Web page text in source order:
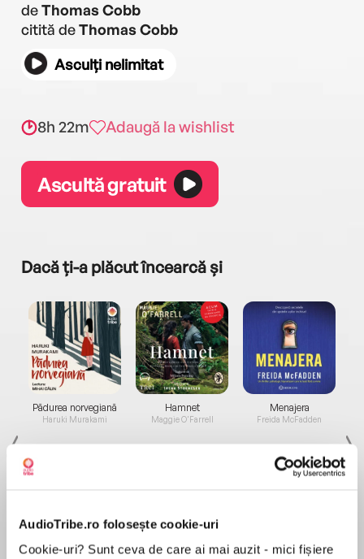
AudioTribe.ro folosește cookie-uri
Cookie-uri? Sunt ceva de care ai mai auzit - mici fișiere
deThomas Cobb
citită deThomas Cobb
Asculți nelimitat
8h 22m Adaugă la wishlist
Ascultă gratuit
Dacă ți-a plăcut încearcă și
Pădurea norvegiană
Haruki Murakami
Elita de Argint (Elita
Hamnet
Maggie O'Farrell
Diavolul se îmbracă de
Menajera
Freida McFadden
Migdală